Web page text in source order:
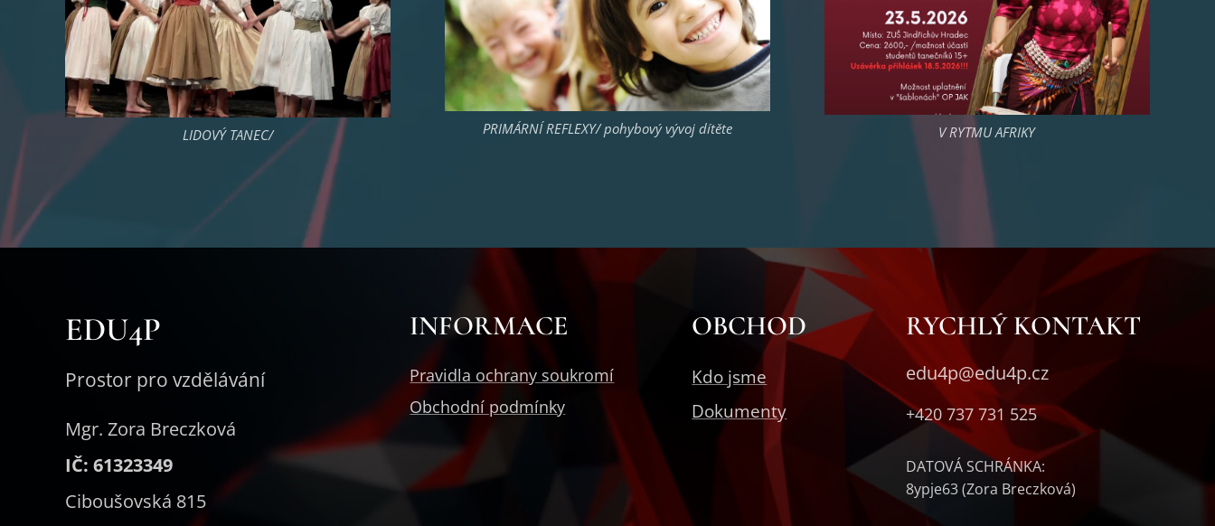
LIDOVÝ TANEC/ PRIMÁRNÍ REFLEXY/ pohybový vývoj dítěte V RYTMU AFRIKY
EDU4P
Prostor pro vzdělávání
Mgr. Zora Breczková
IČ: 61323349
Ciboušovská 815
INFORMACE
Pravidla ochrany soukromí
Obchodní podmínky
OBCHOD
Kdo jsme
Dokumenty
RYCHLÝ KONTAKT
edu4p@edu4p.cz
+420 737 731 525
DATOVÁ SCHRÁNKA:
8ypje63 (Zora Breczková)